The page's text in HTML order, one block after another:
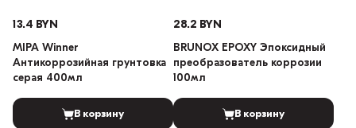
13.4 BYN
MIPA Winner
Антикоррозийная грунтовка
серая 400мл
В корзину
28.2 BYN
BRUNOX EPOXY Эпоксидный
преобразователь коррозии
100мл
В корзину